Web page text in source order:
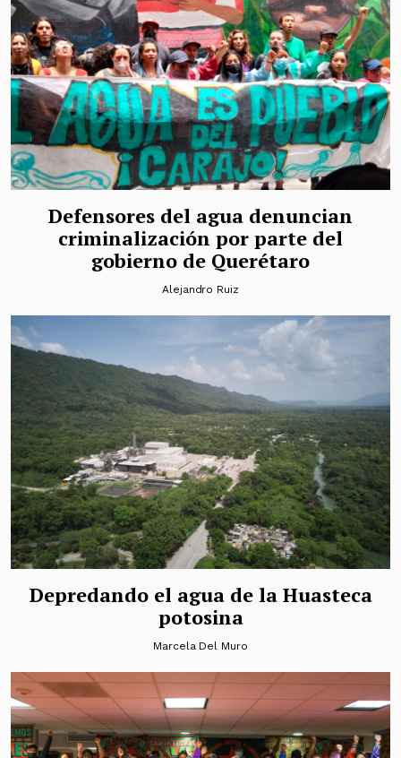
Defensores del agua denuncian
criminalización por parte del
gobierno de Querétaro
Alejandro Ruiz
Depredando el agua de la Huasteca
potosina
Marcela Del Muro